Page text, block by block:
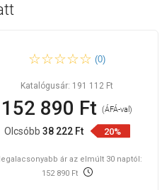
készlet Fenix XS-U kerettel,
lecsukódó üléssel,
világosszürke matt
(0)
Katalógusár: 191 112 Ft
152 890 Ft(ÁFÁ-val)
Olcsóbb38 222 Ft 20%
ár az elmúlt 30 naptól:
152 890 Ft